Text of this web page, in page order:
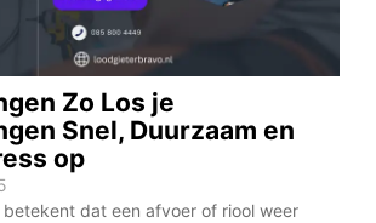
Zo Los je
Snel, Duurzaam en
op
dat een afvoer of riool weer